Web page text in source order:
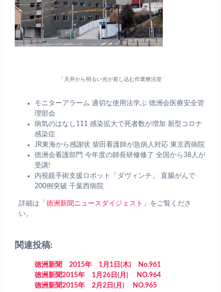
「天井から明るい光が差し込む作業療法室
モニターアラーム 適切な使用法学ぶ 徳洲会医療安全管
理部会
病気のはなし111 感染拡大で死者数が増加 新型コロナ
感染症
JR東海から感謝状 柴田看護師が急病人対応 東京西病院
徳洲会看護部門 今年度の師長研修修了 全国から38人が
受講!
内視鏡手術支援ロボット「ダヴィンチ」 直腸がんで
200例突破 千葉西病院
詳細は「 徳洲新聞ニュースダイジェスト 」をご覧くださ
い。
関連投稿:
徳洲新聞 2015年 1月1日(木) No.961
徳洲新聞2015年 1月26日(月) NO.964
徳洲新聞2015年 2月2日(月) NO.965